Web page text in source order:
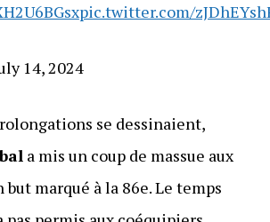
pic.twitter.com/
14, 2024
se dessinaient,
a mis un coup de massue aux
but marqué à la 86e. Le temps